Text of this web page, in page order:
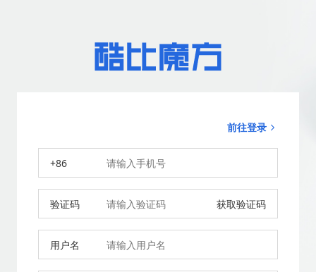
前往登录
+86
验证码 获取验证码
用户名